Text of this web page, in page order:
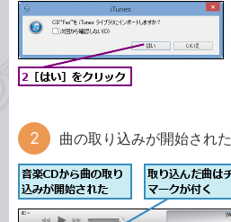
曲の取り込みが開始された